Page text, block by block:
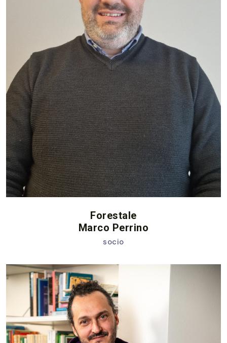
Forestale
Marco Perrino
socio